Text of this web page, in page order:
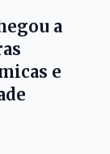
a
e